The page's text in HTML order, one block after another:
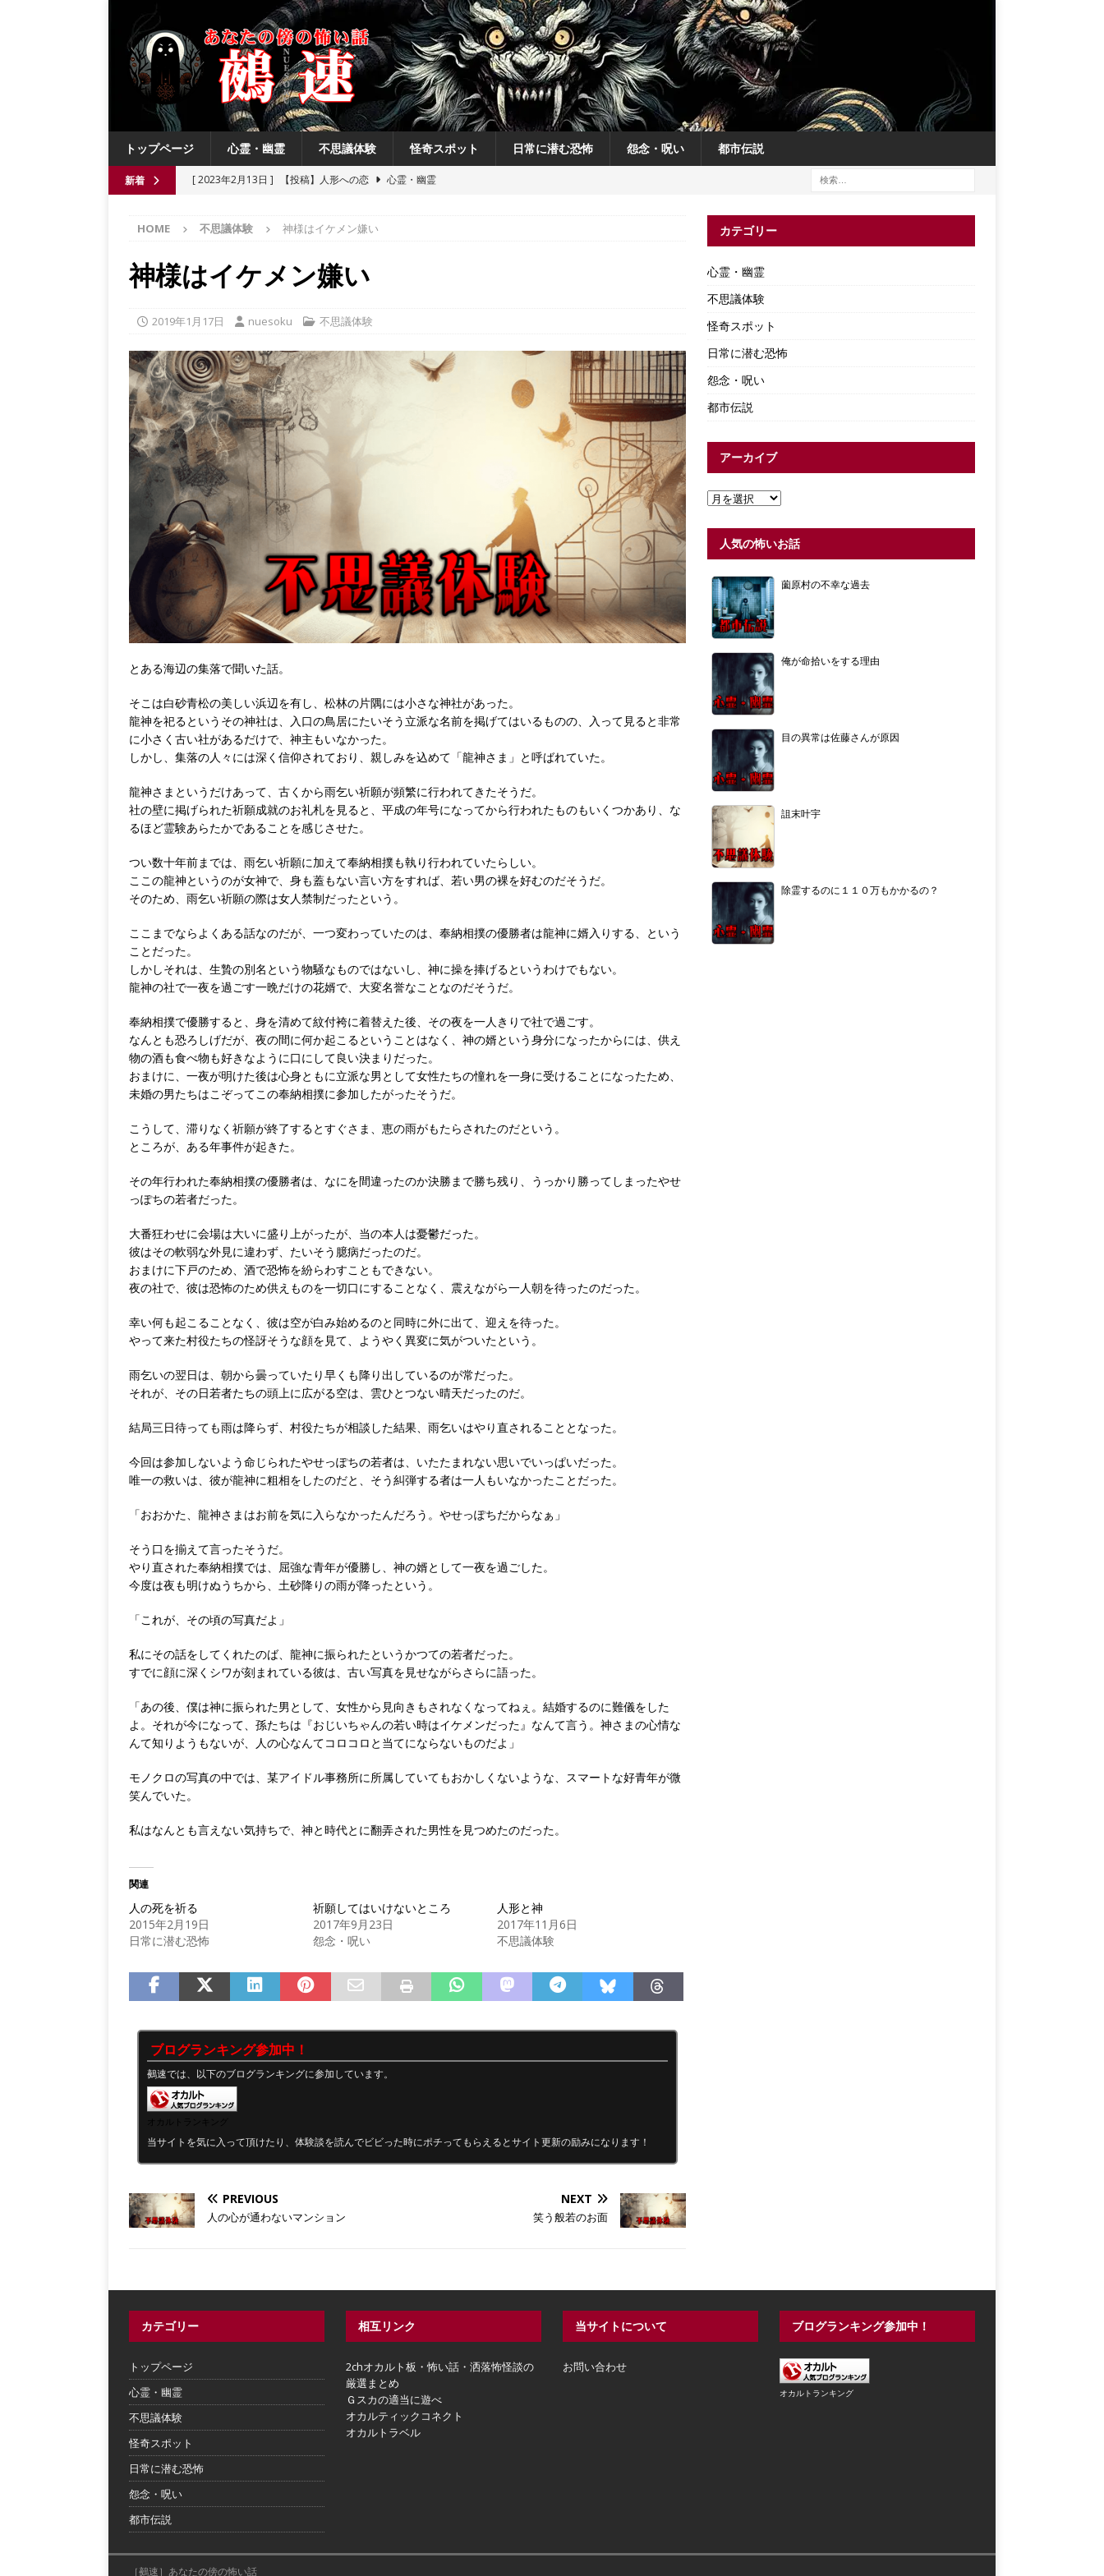
トップページ 心霊・幽霊 不思議体験 怪奇スポット 日常に潜む恐怖 怨念・呪い 都市伝説
新着 [ 2023年2月13日 ] 【投稿】人形への恋
心霊・幽霊
[ 2021年6月13日 ]
チチケゥ
都市伝説
[ 2021年6月13日 ]
ニュータウン祟り神
[ 2023年4月4日 ]
【投稿】厄祓い
HOME 不思議体験 神様はイケメン嫌い
神様はイケメン嫌い
2019年1月17日 nuesoku 不思議体験
とある海辺の集落で聞いた話。
そこは白砂青松の美しい浜辺を有し、松林の片隅には小さな神社があった。
龍神を祀るというその神社は、入口の鳥居にたいそう立派な名前を掲げてはいるものの、入って見ると非常
に小さく古い社があるだけで、神主もいなかった。
しかし、集落の人々には深く信仰されており、親しみを込めて「龍神さま」と呼ばれていた。
龍神さまというだけあって、古くから雨乞い祈願が頻繁に行われてきたそうだ。
社の壁に掲げられた祈願成就のお礼札を見ると、平成の年号になってから行われたものもいくつかあり、な
るほど霊験あらたかであることを感じさせた。
つい数十年前までは、雨乞い祈願に加えて奉納相撲も執り行われていたらしい。
ここの龍神というのが女神で、身も蓋もない言い方をすれば、若い男の裸を好むのだそうだ。
そのため、雨乞い祈願の際は女人禁制だったという。
ここまでならよくある話なのだが、一つ変わっていたのは、奉納相撲の優勝者は龍神に婿入りする、という
ことだった。
しかしそれは、生贄の別名という物騒なものではないし、神に操を捧げるというわけでもない。
龍神の社で一夜を過ごす一晩だけの花婿で、大変名誉なことなのだそうだ。
奉納相撲で優勝すると、身を清めて紋付袴に着替えた後、その夜を一人きりで社で過ごす。
なんとも恐ろしげだが、夜の間に何か起こるということはなく、神の婿という身分になったからには、供え
物の酒も食べ物も好きなように口にして良い決まりだった。
おまけに、一夜が明けた後は心身ともに立派な男として女性たちの憧れを一身に受けることになったため、
未婚の男たちはこぞってこの奉納相撲に参加したがったそうだ。
こうして、滞りなく祈願が終了するとすぐさま、恵の雨がもたらされたのだという。
ところが、ある年事件が起きた。
その年行われた奉納相撲の優勝者は、なにを間違ったのか決勝まで勝ち残り、うっかり勝ってしまったやせ
っぽちの若者だった。
大番狂わせに会場は大いに盛り上がったが、当の本人は憂鬱だった。
彼はその軟弱な外見に違わず、たいそう臆病だったのだ。
おまけに下戸のため、酒で恐怖を紛らわすこともできない。
夜の社で、彼は恐怖のため供えものを一切口にすることなく、震えながら一人朝を待ったのだった。
幸い何も起こることなく、彼は空が白み始めるのと同時に外に出て、迎えを待った。
やって来た村役たちの怪訝そうな顔を見て、ようやく異変に気がついたという。
雨乞いの翌日は、朝から曇っていたり早くも降り出しているのが常だった。
それが、その日若者たちの頭上に広がる空は、雲ひとつない晴天だったのだ。
結局三日待っても雨は降らず、村役たちが相談した結果、雨乞いはやり直されることとなった。
今回は参加しないよう命じられたやせっぽちの若者は、いたたまれない思いでいっぱいだった。
唯一の救いは、彼が龍神に粗相をしたのだと、そう糾弾する者は一人もいなかったことだった。
「おおかた、龍神さまはお前を気に入らなかったんだろう。やせっぽちだからなぁ」
そう口を揃えて言ったそうだ。
やり直された奉納相撲では、屈強な青年が優勝し、神の婿として一夜を過ごした。
今度は夜も明けぬうちから、土砂降りの雨が降ったという。
「これが、その頃の写真だよ」
私にその話をしてくれたのば、龍神に振られたというかつての若者だった。
すでに顔に深くシワが刻まれている彼は、古い写真を見せながらさらに語った。
「あの後、僕は神に振られた男として、女性から見向きもされなくなってねぇ。結婚するのに難儀をした
よ。それが今になって、孫たちは『おじいちゃんの若い時はイケメンだった』なんて言う。神さまの心情な
んて知りようもないが、人の心なんてコロコロと当てにならないものだよ」
モノクロの写真の中では、某アイドル事務所に所属していてもおかしくないような、スマートな好青年が微
笑んでいた。
私はなんとも言えない気持ちで、神と時代とに翻弄された男性を見つめたのだった。
関連
人の死を祈る
2015年2月19日
日常に潜む恐怖
祈願してはいけないところ
2017年9月23日
怨念・呪い
人形と神
2017年11月6日
不思議体験
ブログランキング参加中！
鵺速では、以下のブログランキングに参加しています。
当サイトを気に入って頂けたり、体験談を読んでビビった時にポチってもらえるとサイト更新の励みになります！
PREVIOUS
人の心が通わないマンション
NEXT
笑う般若のお面
カテゴリー
心霊・幽霊
不思議体験
怪奇スポット
日常に潜む恐怖
怨念・呪い
都市伝説
アーカイブ
人気の怖いお話
薗原村の不幸な過去
俺が命拾いをする理由
目の異常は佐藤さんが原因
詛末叶宇
除霊するのに１１０万もかかるの？
カテゴリー
トップページ
心霊・幽霊
不思議体験
怪奇スポット
日常に潜む恐怖
怨念・呪い
都市伝説
相互リンク
2chオカルト板・怖い話・洒落怖怪談の
厳選まとめ
Ｇスカの適当に遊べ
オカルティックコネクト
オカルトラベル
当サイトについて
お問い合わせ
ブログランキング参加中！
オカルトランキング
［鵺速］あなたの傍の怖い話